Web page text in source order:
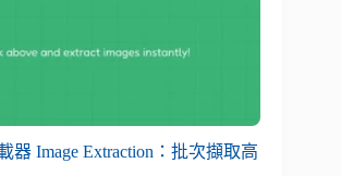
器 Image Extraction：批次擷取高